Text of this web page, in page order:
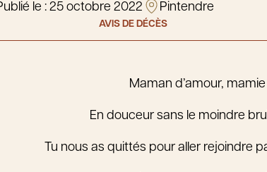
le : 25 octobre 2022 Pintendre
AVIS DE DÉCÈS
Maman d’amour,
En douceur sans le moindre
Tu nous as quittés pour aller rejoindre